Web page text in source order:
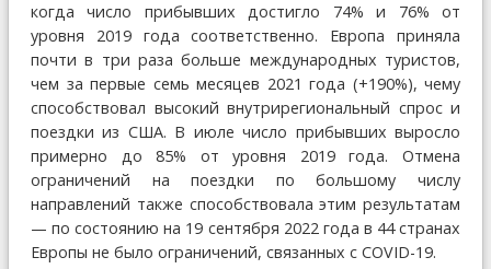
когда число прибывших достигло 74% и 76% от
уровня 2019 года соответственно. Европа приняла
почти в три раза больше международных туристов,
чем за первые семь месяцев 2021 года (+190%), чему
способствовал высокий внутрирегиональный спрос и
поездки из США. В июле число прибывших выросло
примерно до 85% от уровня 2019 года. Отмена
ограничений на поездки по большому числу
направлений также способствовала этим результатам
— по состоянию на 19 сентября 2022 года в 44 странах
Европы не было ограничений, связанных с COVID-19.